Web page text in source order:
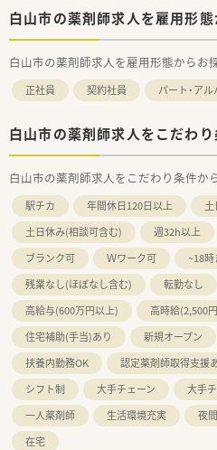
■充実した教育制度が整ってい
しやすく、和やかな雰囲気の中
あり、従業員が快適に過ごせる
白山市の薬剤師求人を雇用形態
白山市の薬剤師求人を雇用形態からお
正社員 契約社員 パート・アル
白山市の薬剤師求人をこだわ
白山市の薬剤師求人をこだわり条件か
駅チカ 年間休日120日以上
土日休み(相談可含む)
週32h以上
ブランク可
Ｗワーク可
~18
残業なし(ほぼなし含む)
転勤なし
高給与(600万円以上)
高時給(2,500
住宅補助(手当)あり
新規オープン
扶養内勤務OK
認定薬剤師取得支援
シフト制
大手チェーン 大手
一人薬剤師
生活環境充実 夜
在宅